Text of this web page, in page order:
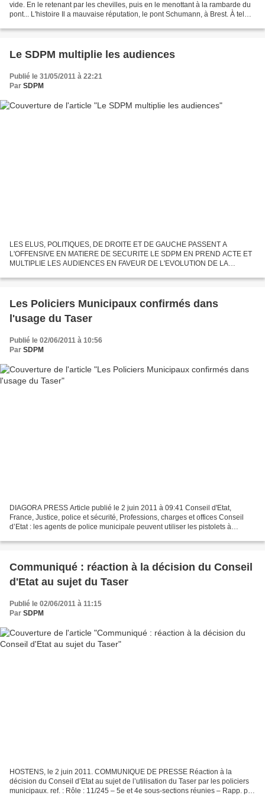
vide. En le retenant par les chevilles, puis en le menottant à la rambarde du
pont... L'histoire Il a mauvaise réputation, le pont Schumann, à Brest. À tel
Le SDPM multiplie les audiences
Publié le 31/05/2011 à 22:21
Par SDPM
LES ELUS, POLITIQUES, DE DROITE ET DE GAUCHE PASSENT A
L'OFFENSIVE EN MATIERE DE SECURITE LE SDPM EN PREND ACTE ET
MULTIPLIE LES AUDIENCES EN FAVEUR DE L'EVOLUTION DE LA
collectif de la droite...
Les Policiers Municipaux confirmés dans
l'usage du Taser
Publié le 02/06/2011 à 10:56
Par SDPM
DIAGORA PRESS Article publié le 2 juin 2011 à 09:41 Conseil d'Etat,
France, Justice, police et sécurité, Professions, charges et offices Conseil
d’Etat : les agents de police municipale peuvent utiliser les pistolets à
Communiqué : réaction à la décision du Conseil
d'Etat au sujet du Taser
Publié le 02/06/2011 à 11:15
Par SDPM
HOSTENS, le 2 juin 2011. COMMUNIQUE DE PRESSE Réaction à la
décision du Conseil d’Etat au sujet de l’utilisation du Taser par les policiers
municipaux. ref. : Rôle : 11/245 – 5e et 4e sous-sections réunies – Rapp. pbc